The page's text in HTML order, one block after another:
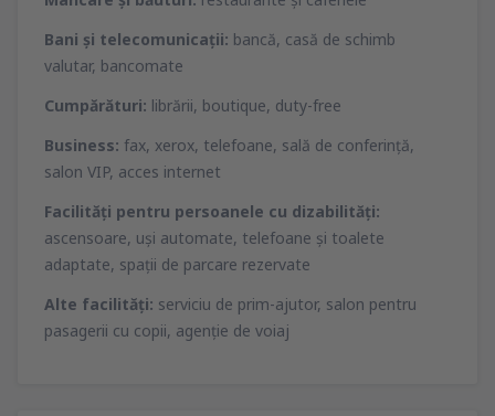
Bani şi telecomunicaţii: bancă, casă de schimb
valutar, bancomate
Cumpărături: librării, boutique, duty-free
Business: fax, xerox, telefoane, sală de conferinţă,
salon VIP, acces internet
Facilităţi pentru persoanele cu dizabilităţi:
ascensoare, uşi automate, telefoane şi toalete
adaptate, spaţii de parcare rezervate
Alte facilităţi: serviciu de prim-ajutor, salon pentru
pasagerii cu copii, agenţie de voiaj